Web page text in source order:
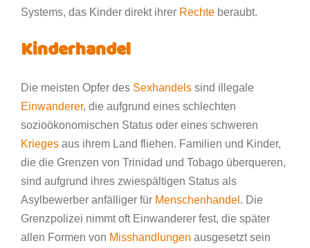
Systems, das Kinder direkt ihrer Rechte beraubt.
Kinderhandel
Die meisten Opfer des Sexhandels sind illegale
Einwanderer, die aufgrund eines schlechten
sozioökonomischen Status oder eines schweren
Krieges aus ihrem Land fliehen. Familien und Kinder,
die die Grenzen von Trinidad und Tobago überqueren,
sind aufgrund ihres zwiespältigen Status als
Asylbewerber anfälliger für Menschenhandel . Die
Grenzpolizei nimmt oft Einwanderer fest, die später
allen Formen von Misshandlungen ausgesetzt sein